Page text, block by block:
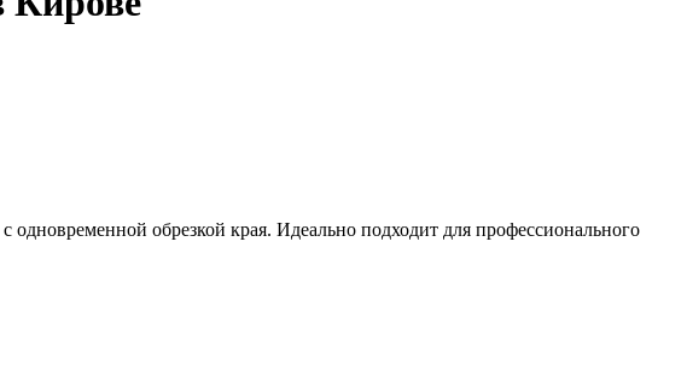
обрезкой края. Идеально подходит для профессионального